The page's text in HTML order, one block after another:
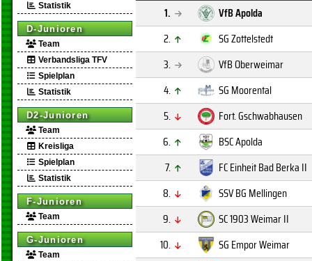
Statistik
D-Junioren
Team
Verbandsliga TFV
Spielplan
Statistik
D2-Junioren
Team
Kreisliga
Spielplan
Statistik
F-Junioren
Team
G-Junioren
Team
1.
VfB Apolda
2.
SG Zottelstedt
3.
VfB Oberweimar
4.
SG Moorental
5.
Fort. Gschwabhausen
6.
BSC Apolda
7.
FC Einheit Bad Berka II
8.
SSV BG Mellingen
9.
SC 1903 Weimar II
10.
SG Empor Weimar